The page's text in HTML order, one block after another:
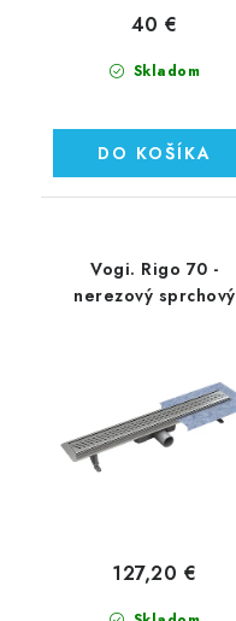
Skladom
40 €
DO KOŠÍKA
Vogi. Rigo 70 -
nerezový sprchový
127,20 €